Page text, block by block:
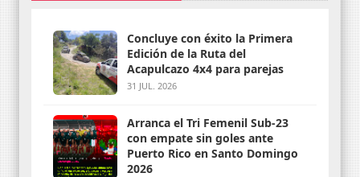
Concluye con éxito la Primera
Edición de la Ruta del
Acapulcazo 4x4 para parejas
31 JUL. 2026
Arranca el Tri Femenil Sub-23
con empate sin goles ante
Puerto Rico en Santo Domingo
2026